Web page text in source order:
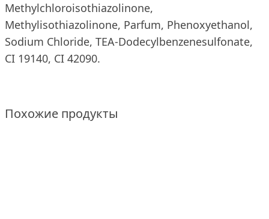
Methylchloroisothiazolinone,
Methylisothiazolinone, Parfum, Phenoxyethanol,
Sodium Chloride, TEA-Dodecylbenzenesulfonate,
CI 19140, CI 42090.
Похожие продукты